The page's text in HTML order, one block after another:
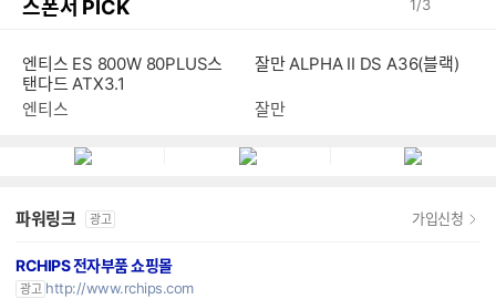
스폰서 PICK 1/3
엔티스 ES 800W 80PLUS스
탠다드 ATX3.1
엔티스
잘만 ALPHA II DS A36(블랙)
잘만
파워링크 광고 가입신청
RCHIPS 전자부품 쇼핑몰
광고 http://www.rchips.com